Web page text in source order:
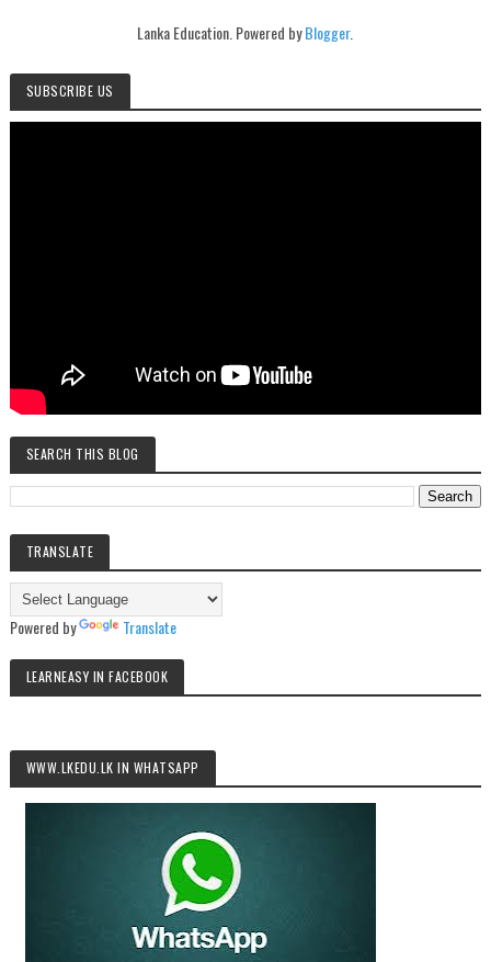
Lanka Education. Powered byBlogger.
SUBSCRIBE US
SEARCH THIS BLOG
TRANSLATE
Powered by Translate
LEARNEASY IN FACEBOOK
WWW.LKEDU.LK IN WHATSAPP